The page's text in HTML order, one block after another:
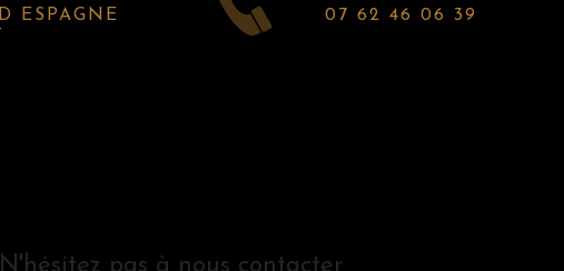
07 62 46 06 39